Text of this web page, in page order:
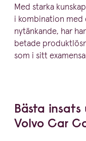
Med starka
i kombination med
nytänkande, har
betade
som i sitt
Bästa
Volvo Car